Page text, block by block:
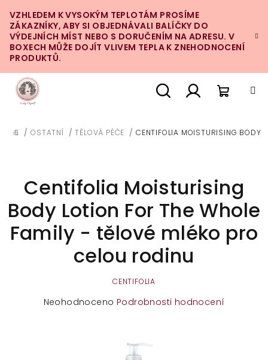
na
obsah
VZHLEDEM K VYSOKÝM TEPLOTÁM PROSÍME
ZÁKAZNÍKY, ABY SI OBJEDNÁVALI BALÍČKY DO
VÝDEJNÍCH MÍST NEBO S DORUČENÍM NA ADRESU. V
BOXECH MŮŽE DOJÍT VLIVEM TEPLA K ZNEHODNOCENÍ
PRODUKTŮ.
DOMŮ
/ OSTATNÍ / TĚLOVÁ PÉČE / CENTIFOLIA MOISTURISING BODY
Centifolia Moisturising
Body Lotion For The Whole
Family - tělové mléko pro
celou rodinu
CENTIFOLIA
Průměrné
Neohodnoceno Podrobnosti hodnocení